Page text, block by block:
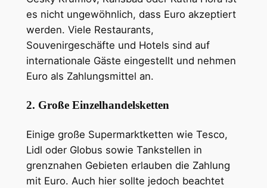
es nicht ungewöhnlich, dass Euro akzeptiert
werden. Viele Restaurants,
Souvenirgeschäfte und Hotels sind auf
internationale Gäste eingestellt und nehmen
Euro als Zahlungsmittel an.
2. Große Einzelhandelsketten
Einige große Supermarktketten wie Tesco,
Lidl oder Globus sowie Tankstellen in
grenznahen Gebieten erlauben die Zahlung
mit Euro. Auch hier sollte jedoch beachtet